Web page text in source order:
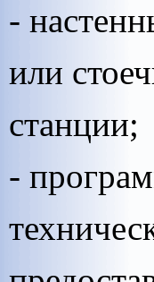
-
или
станции;
-